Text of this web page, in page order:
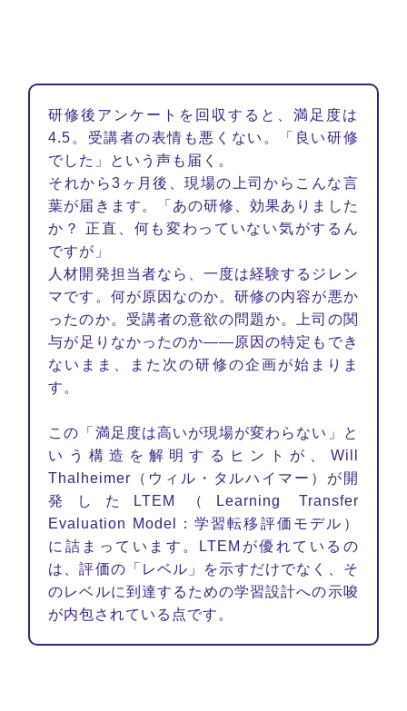
研修後アンケートを回収すると、満足度は
4.5。受講者の表情も悪くない。「良い研修
でした」という声も届く。
それから3ヶ月後、現場の上司からこんな言
葉が届きます。「あの研修、効果ありました
か？ 正直、何も変わっていない気がするん
ですが」
人材開発担当者なら、一度は経験するジレン
マです。何が原因なのか。研修の内容が悪か
ったのか。受講者の意欲の問題か。上司の関
与が足りなかったのか——原因の特定もでき
ないまま、また次の研修の企画が始まりま
す。
この「満足度は高いが現場が変わらない」と
いう構造を解明するヒントが、Will
Thalheimer（ウィル・タルハイマー）が開
発したLTEM（Learning Transfer
Evaluation Model：学習転移評価モデル）
に詰まっています。LTEMが優れているの
は、評価の「レベル」を示すだけでなく、そ
のレベルに到達するための学習設計への示唆
が内包されている点です。